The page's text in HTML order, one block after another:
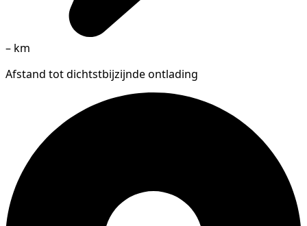
– km
Afstand tot dichtstbijzijnde ontlading